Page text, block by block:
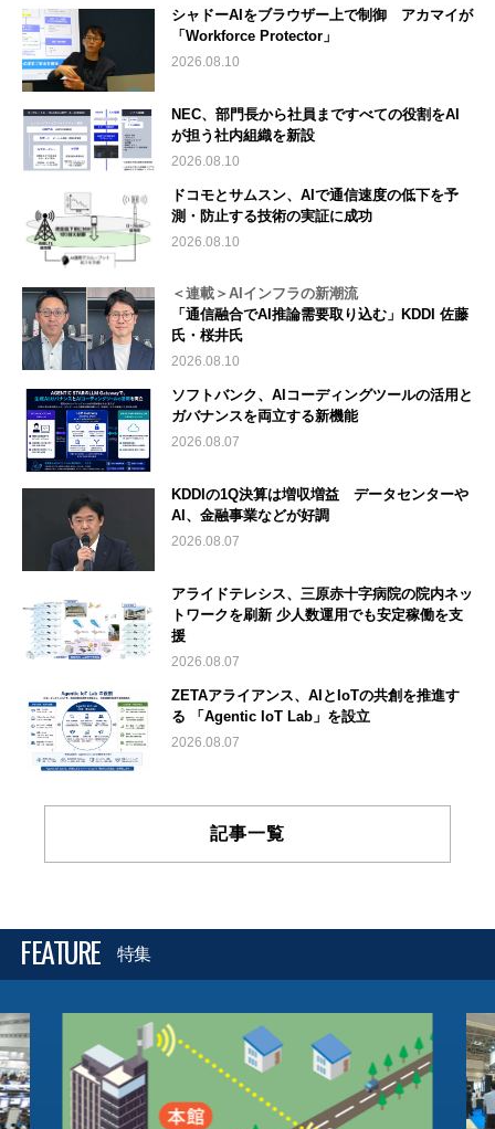
シャドーAIをブラウザー上で制御 アカマイが
「Workforce Protector」
2026.08.10
NEC、部門長から社員まですべての役割をAI
が担う社内組織を新設
2026.08.10
ドコモとサムスン、AIで通信速度の低下を予
測・防止する技術の実証に成功
2026.08.10
＜連載＞AIインフラの新潮流
「通信融合でAI推論需要取り込む」KDDI 佐藤
氏・桜井氏
2026.08.10
ソフトバンク、AIコーディングツールの活用と
ガバナンスを両立する新機能
2026.08.07
KDDIの1Q決算は増収増益 データセンターや
AI、金融事業などが好調
2026.08.07
アライドテレシス、三原赤十字病院の院内ネッ
トワークを刷新 少人数運用でも安定稼働を支
援
2026.08.07
ZETAアライアンス、AIとIoTの共創を推進す
る 「Agentic IoT Lab」を設立
2026.08.07
記事一覧
FEATURE 特集